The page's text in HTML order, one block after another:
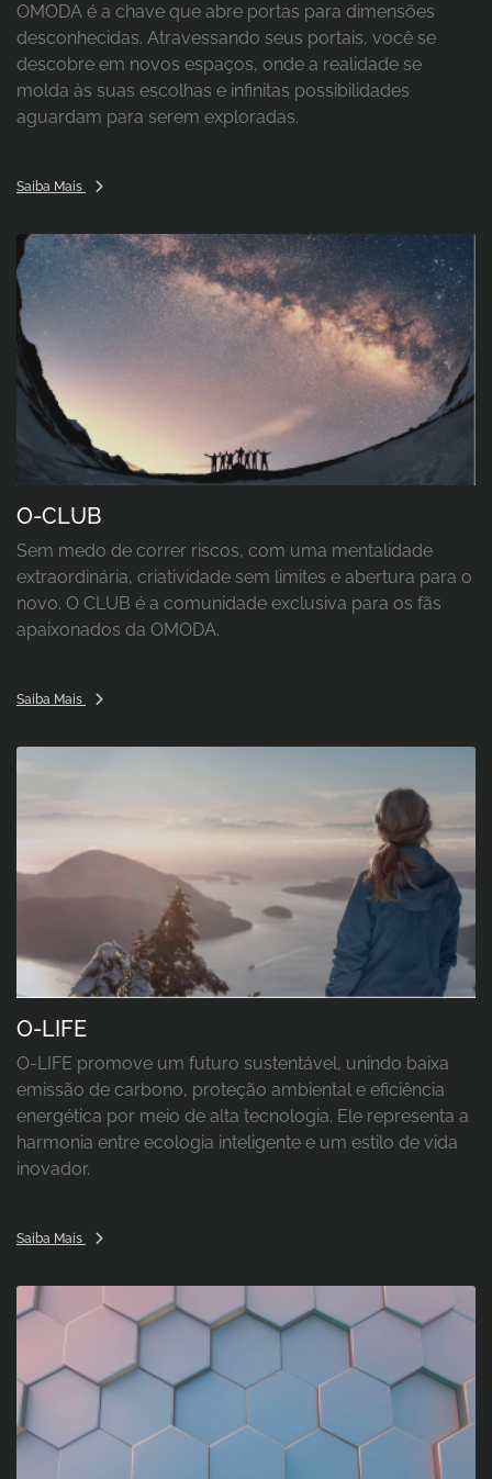
OMODA é a chave que abre portas para dimensões
desconhecidas. Atravessando seus portais, você se
descobre em novos espaços, onde a realidade se
molda às suas escolhas e infinitas possibilidades
aguardam para serem exploradas.
Saiba Mais
O-CLUB
Sem medo de correr riscos, com uma mentalidade
extraordinária, criatividade sem limites e abertura para o
novo. O CLUB é a comunidade exclusiva para os fãs
apaixonados da OMODA.
Saiba Mais
O-LIFE
O-LIFE promove um futuro sustentável, unindo baixa
emissão de carbono, proteção ambiental e eficiência
energética por meio de alta tecnologia. Ele representa a
harmonia entre ecologia inteligente e um estilo de vida
inovador.
Saiba Mais